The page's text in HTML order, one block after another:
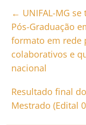
← UNIFAL-MG
Pós-Graduação
formato em rede
colaborativos e
nacional
Resultado final
Mestrado (Edital